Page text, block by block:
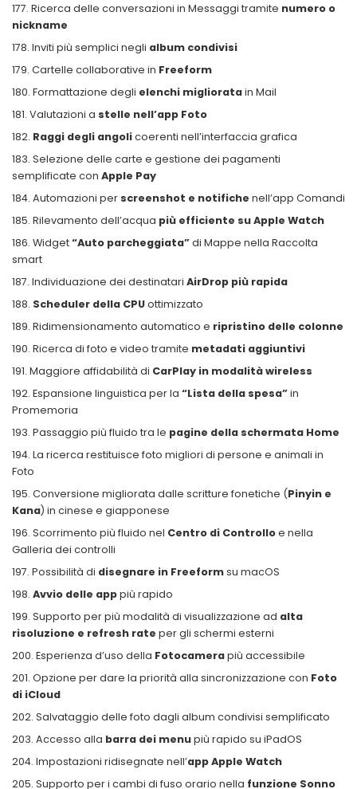
Ricerca delle conversazioni in Messaggi tramite numero o
nickname
Inviti più semplici negli album condivisi
Cartelle collaborative in Freeform
Formattazione degli elenchi miglioratain Mail
Valutazioni a stelle nell’app Foto
Raggi degli angolicoerenti nell’interfaccia grafica
Selezione delle carte e gestione dei pagamenti
semplificate con Apple Pay
Automazioni per screenshot e notifiche nell’app Comandi
Rilevamento dell’acqua più efficiente su Apple Watch
Widget“Auto parcheggiata”di Mappe nella Raccolta
smart
Individuazione dei destinatari AirDrop più rapida
Scheduler della CPUottimizzato
Ridimensionamento automatico e ripristino delle colonne
Ricerca di foto e video tramite metadati aggiuntivi
Maggiore affidabilità di CarPlay in modalità wireless
Espansione linguistica per la “Lista della spesa”in
Promemoria
Passaggio più fluido tra le pagine della schermata Home
La ricerca restituisce foto migliori di persone e animali in
Foto
Conversione migliorata dalle scritture fonetiche (Pinyin e
Kana) in cinese e giapponese
Scorrimento più fluido nel Centro di Controlloe nella
Galleria dei controlli
Possibilità di disegnare in Freeformsu macOS
Avvio delle apppiù rapido
Supporto per più modalità di visualizzazione ad alta
risoluzione e refresh rate per gli schermi esterni
Esperienza d’uso della Fotocamerapiù accessibile
Opzione per dare la priorità alla sincronizzazione con Foto
di iCloud
Salvataggio delle foto dagli album condivisi semplificato
Accesso alla barra dei menupiù rapido su iPadOS
Impostazioni ridisegnate nell’app Apple Watch
Supporto per i cambi di fuso orario nella funzione Sonno